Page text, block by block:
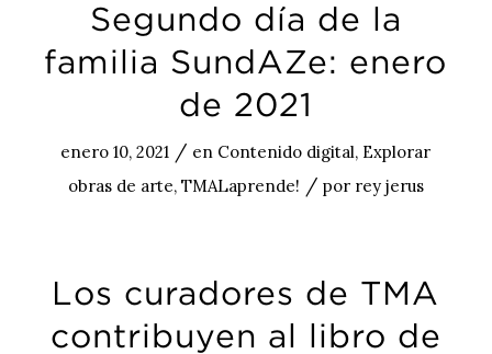
Segundo día de la
familia SundAZe: enero
de 2021
enero 10, 2021 / en Contenido digital, Explorar
obras de arte, TMALaprende! / por rey jerus
Los curadores de TMA
contribuyen al libro de